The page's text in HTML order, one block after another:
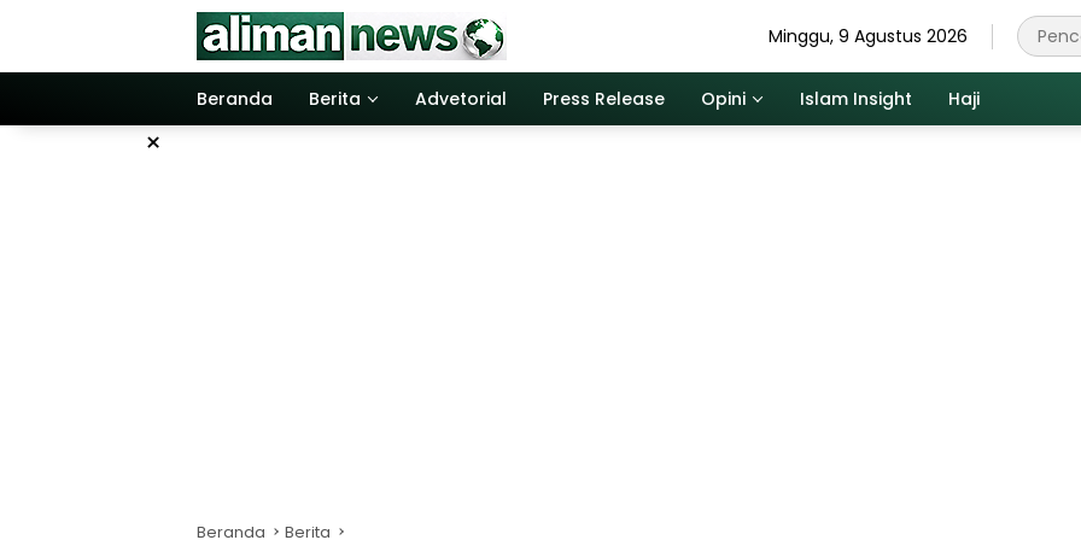
Minggu, 9 Agustus 2026
Beranda Berita Advetorial Press Release Opini Islam Insight Haji
×
Beranda Berita